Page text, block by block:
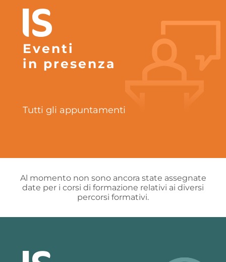
Eventi
in presenza
Tutti gli appuntamenti
Al momento non sono ancora state assegnate
date per i corsi di formazione relativi ai diversi
percorsi formativi.